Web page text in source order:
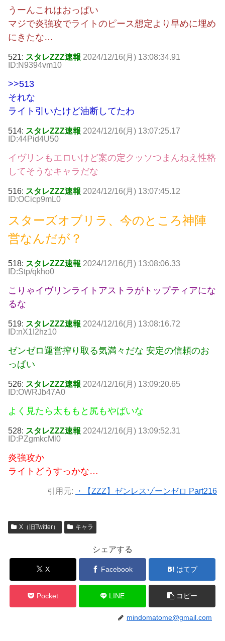
うーんこれはおっぱい
マジで炎強攻でライトのピース想定より早めに埋め
にきたな…
521: スタレZZZ速報 2024/12/16(月) 13:08:34.91
ID:N9394vm10
>>513
それな
ライト引いたけど油断してたわ
514: スタレZZZ速報 2024/12/16(月) 13:07:25.17
ID:44Pid4U50
イヴリンもエロいけど案の定クッソつまんねえ性格
してそうなキャラだな
516: スタレZZZ速報 2024/12/16(月) 13:07:45.12
ID:OCicp9mL0
スターズオブリラ、今のところ神陣
営なんだが？
518: スタレZZZ速報 2024/12/16(月) 13:08:06.33
ID:Stp/qkho0
こりゃイヴリンライトアストラがトップティアにな
るな
519: スタレZZZ速報 2024/12/16(月) 13:08:16.72
ID:nX1I2hz10
ゼンゼロ運営搾り取る気満々だな 安定の信頼のお
っぱい
526: スタレZZZ速報 2024/12/16(月) 13:09:20.65
ID:OWRJb47A0
よく見たら太ももと尻もやばいな
528: スタレZZZ速報 2024/12/16(月) 13:09:52.31
ID:PZgmkcMl0
炎強攻か
ライトどうすっかな…
引用元: ・【ZZZ】ゼンレスゾーンゼロ Part216
X（旧Twitter） キャラ
シェアする
X Facebook はてブ
Pocket LINE コピー
mindomatome@gmail.com